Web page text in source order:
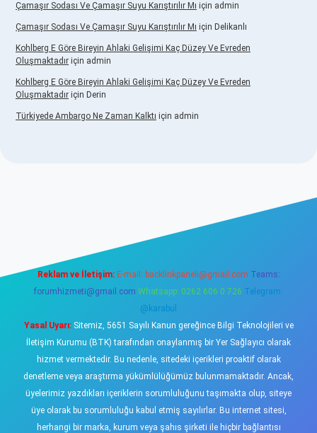
Çamaşır Sodası Ve Çamaşır Suyu Karıştırılır Mı için admin
Çamaşır Sodası Ve Çamaşır Suyu Karıştırılır Mı için Delikanlı
Kohlberg E Göre Bireyin Ahlaki Gelişimi Kaç Düzey Ve Evreden
Oluşmaktadır için admin
Kohlberg E Göre Bireyin Ahlaki Gelişimi Kaç Düzey Ve Evreden
Oluşmaktadır için Derin
Türkiyede Ambargo Ne Zaman Kalktı için admin
Reklam ve İletişim: E-mail: backlinkpaneli@gmail.com Teams:
forumhizmeti@gmail.com Whatsapp: 0262 606 0 726 Telegram:
@karabul
Yasal Uyarı:Sitemiz, 5651 Sayılı Kanun gereğince Bilgi Teknolojileri ve
İletişim Kurumu (BTK) tarafından onaylanmış bir Yer Sağlayıcı olarak
hizmet vermektedir. Bu nedenle, sitedeki içerikleri proaktif olarak
denetleme veya araştırma yükümlülüğümüz bulunmamaktadır. Ancak,
üyelerimiz yazdıkları içeriklerin sorumluluğunu taşımakta olup, siteye
üye olarak bu sorumluluğu kabul etmiş sayılırlar. Bu internet sitesi,
herhangi bir marka, kurum veya şahıs şirketi ile hiçbir bağlantısı